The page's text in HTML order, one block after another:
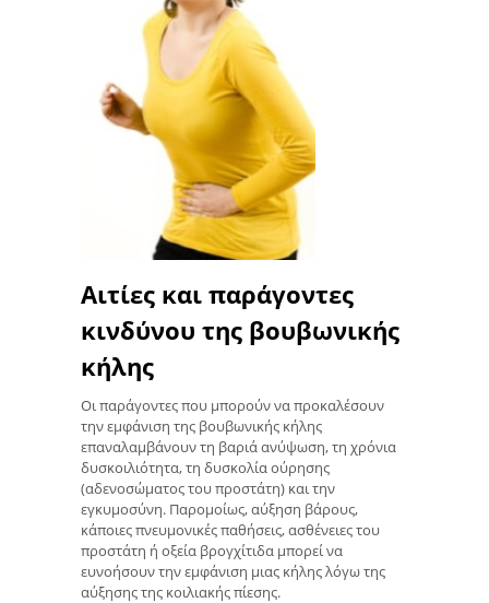
Αιτίες και παράγοντες
κινδύνου της βουβωνικής
κήλης
Οι παράγοντες που μπορούν να προκαλέσουν
την εμφάνιση της βουβωνικής κήλης
επαναλαμβάνουν τη βαριά ανύψωση, τη χρόνια
δυσκοιλιότητα, τη δυσκολία ούρησης
(αδενοσώματος του προστάτη) και την
εγκυμοσύνη. Παρομοίως, αύξηση βάρους,
κάποιες πνευμονικές παθήσεις, ασθένειες του
προστάτη ή οξεία βρογχίτιδα μπορεί να
ευνοήσουν την εμφάνιση μιας κήλης λόγω της
αύξησης της κοιλιακής πίεσης.